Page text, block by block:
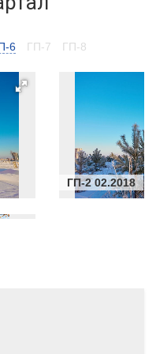
для дружеского
проекта – закрытый
вашей безопасности.
парковочное место
Планируется
На первых этажах
магазины, аптека и
от 22,69 кв.м;
6 ГП-7 ГП-8
ГП-2 02.2018